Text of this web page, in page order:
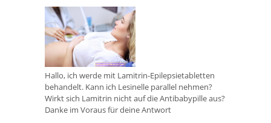
Hallo, ich werde mit Lamitrin-Epilepsietabletten
behandelt. Kann ich Lesinelle parallel nehmen?
Wirkt sich Lamitrin nicht auf die Antibabypille aus?
Danke im Voraus für deine Antwort